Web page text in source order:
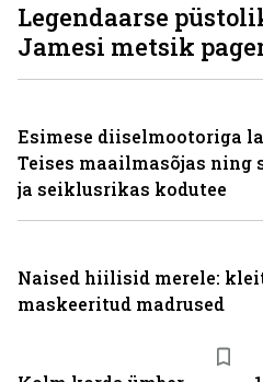
Legendaarse
Jamesi metsik
Esimese diiselmootoriga
Teises maailmasõjas ning
ja seiklusrikas kodutee
Naised hiilisid merele:
maskeeritud madrused